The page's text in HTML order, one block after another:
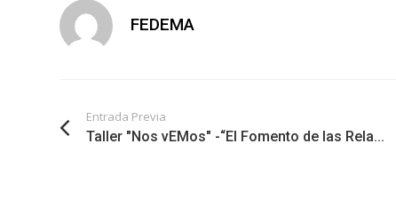
FEDEMA
Entrada Previa
Taller "Nos vEMos" -“El Fomento de las Rela...